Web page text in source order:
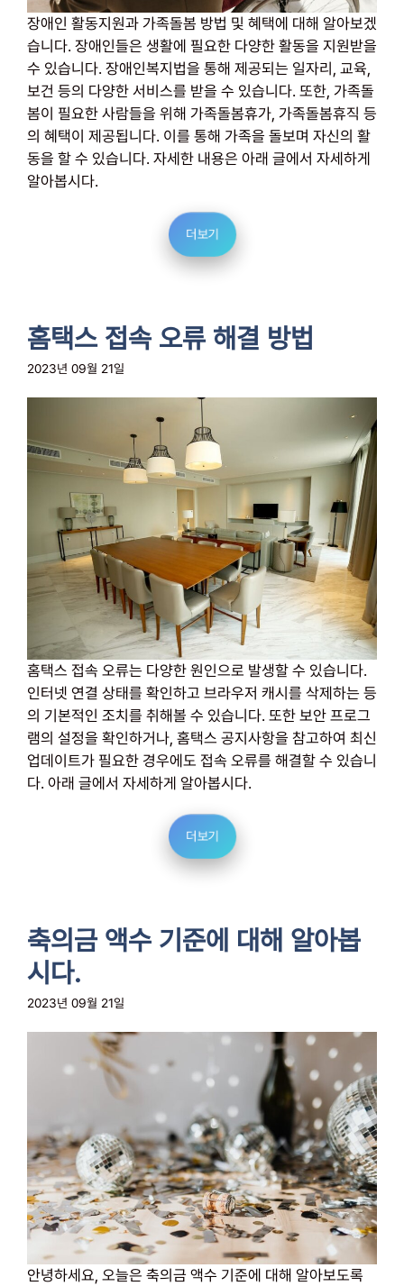
장애인 활동지원과 가족돌봄 방법 및 혜택에 대해 알아보겠
습니다. 장애인들은 생활에 필요한 다양한 활동을 지원받을
수 있습니다. 장애인복지법을 통해 제공되는 일자리, 교육,
보건 등의 다양한 서비스를 받을 수 있습니다. 또한, 가족돌
봄이 필요한 사람들을 위해 가족돌봄휴가, 가족돌봄휴직 등
의 혜택이 제공됩니다. 이를 통해 가족을 돌보며 자신의 활
동을 할 수 있습니다. 자세한 내용은 아래 글에서 자세하게
알아봅시다.
더보기
홈택스 접속 오류 해결 방법
2023년 09월 21일
홈택스 접속 오류는 다양한 원인으로 발생할 수 있습니다.
인터넷 연결 상태를 확인하고 브라우저 캐시를 삭제하는 등
의 기본적인 조치를 취해볼 수 있습니다. 또한 보안 프로그
램의 설정을 확인하거나, 홈택스 공지사항을 참고하여 최신
업데이트가 필요한 경우에도 접속 오류를 해결할 수 있습니
다. 아래 글에서 자세하게 알아봅시다.
더보기
축의금 액수 기준에 대해 알아봅
시다.
2023년 09월 21일
안녕하세요, 오늘은 축의금 액수 기준에 대해 알아보도록